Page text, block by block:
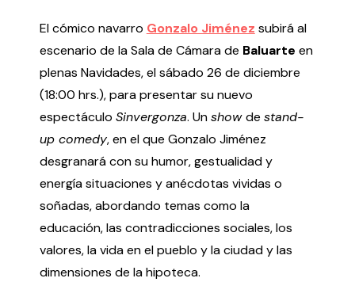
Organiza
Tour Virtual
Servicios
Organizar evento
Testimonios
Últimos Eventos
Baluarte
El cómico navarro Gonzalo Jiménez subirá al
escenario de la Sala de Cámara de Baluarte en
plenas Navidades, el sábado 26 de diciembre
(18:00 hrs.), para presentar su nuevo
espectáculo Sinvergonza. Unshowde stand-
up comedy, en el que Gonzalo Jiménez
desgranará con su humor, gestualidad y
energía situaciones y anécdotas vividas o
soñadas, abordando temas como la
educación, las contradicciones sociales, los
valores, la vida en el pueblo y la ciudad y las
dimensiones de la hipoteca.